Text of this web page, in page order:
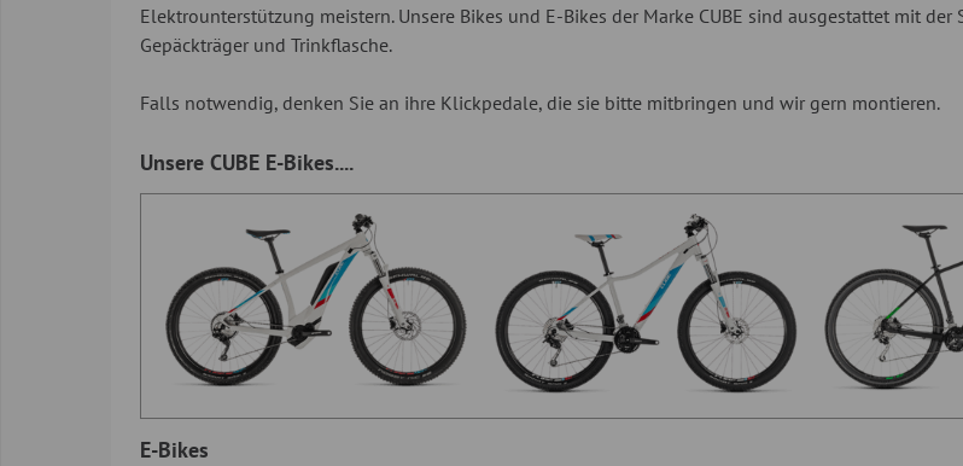
Elektrounterstützung meistern. Unsere Bikes und E-Bikes der Marke CUBE sind ausgestattet mit
Gepäckträger und Trinkflasche.
Falls notwendig, denken Sie an ihre Klickpedale, die sie bitte mitbringen und wir gern montieren.
Unsere CUBE E-Bikes....
E-Bikes